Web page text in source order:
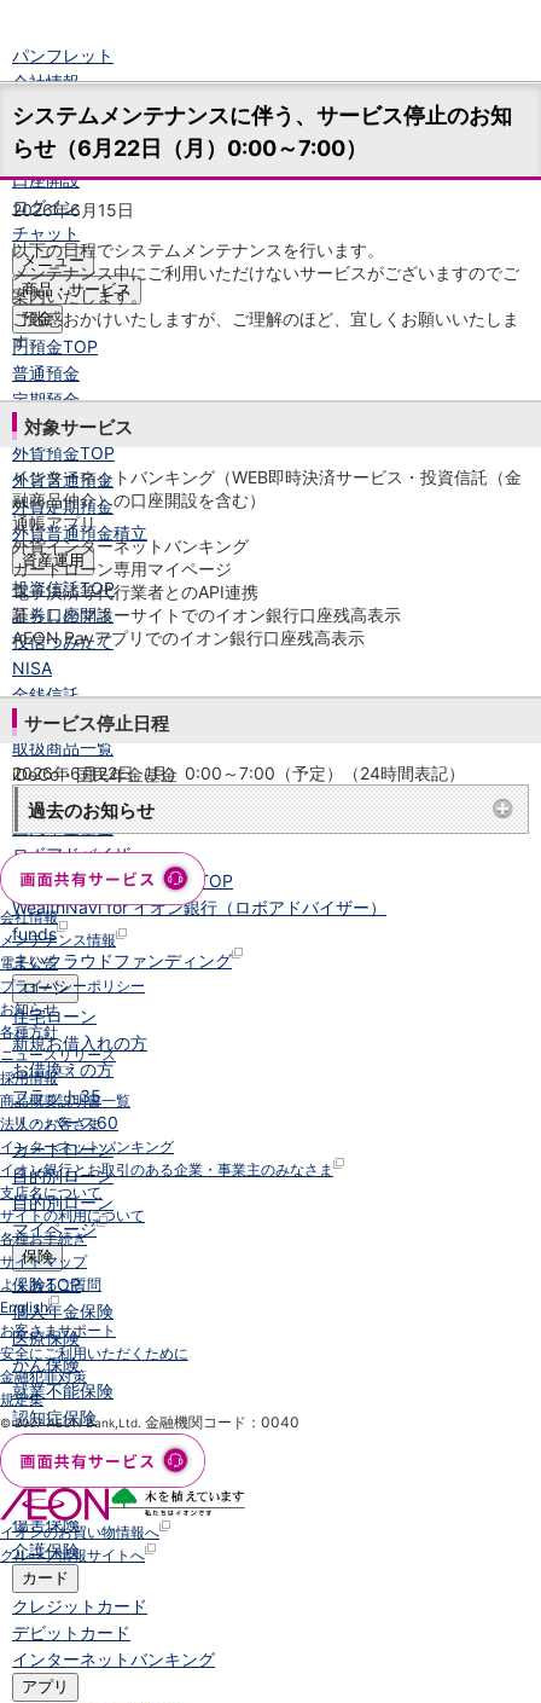
パンフレット
会社情報
ニュースリリース
法人のお客さま
口座開設
ログイン
チャット
メニュー
商品・サービス
預金
円預金TOP
普通預金
定期預金
積立式定期預金
外貨預金TOP
外貨普通預金
外貨定期預金
外貨普通預金積立
資産運用
投資信託TOP
証券口座開設
投信つみたて
NISA
金銭信託
金銭信託のしくみ
取扱商品一覧
iDeCo・国民年金基金
iDeCo（個人型確定拠出年金）
国民年金基金
ロボアドバイザー
クラウドファンディング
TOP
WealthNavi for イオン銀行（ロボアドバイザー）
funds
まいクラウドファンディング
ローン
住宅ローン
新規お借入れの方
お借換えの方
フラット35
リ・バース60
カードローン
目的別ローン
目的別ローン
マイページ
保険
保険TOP
個人年金保険
医療保険
がん保険
就業不能保険
認知症保険
海外旅行保険
国内旅行傷害保険
スマホ保険
傷害保険
介護保険
カード
クレジットカード
デビットカード
インターネットバンキング
アプリ
システムメンテナンスに伴う、サービス停止のお知
らせ（6月22日（月）0:00～7:00）
2026年6月15日
以下の日程でシステムメンテナンスを行います。
メンテナンス中にご利用いただけないサービスがございますのでご
案内いたします。
ご迷惑おかけいたしますが、ご理解のほど、宜しくお願いいたしま
す。
対象サービス
インターネットバンキング（WEB即時決済サービス・投資信託（金
融商品仲介）の口座開設を含む）
通帳アプリ
外貨インターネットバンキング
カードローン専用マイページ
電子決済等代行業者とのAPI連携
暮らしのマネーサイトでのイオン銀行口座残高表示
AEON Payアプリでのイオン銀行口座残高表示
サービス停止日程
2026年6月22日（月）0:00～7:00（予定）（24時間表記）
過去のお知らせ
会社情報
メンテナンス情報
電子公告
プライバシーポリシー
お知らせ
各種方針
ニュースリリース
採用情報
商品概要説明書一覧
法人のお客さま
インターネットバンキング
イオン銀行とお取引のある企業・事業主のみなさま
支店名について
サイトの利用について
各種お手続き
サイトマップ
よくあるご質問
English
お客さまサポート
安全にご利用いただくために
金融犯罪対策
規定集
© 2007 AEON Bank,Ltd. 金融機関コード：0040
イオンのお買い物情報へ
グループ情報サイトへ